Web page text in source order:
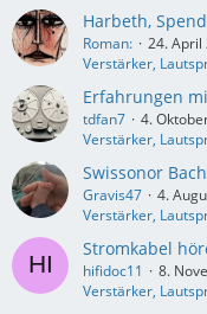
Harbeth,
Roman:
24. April
Verstärker,
Erfahrungen
tdfan7
4.
Verstärker,
Swissonor
Gravis47
4.
Verstärker,
Stromkabel
hifidoc11
8.
Verstärker,